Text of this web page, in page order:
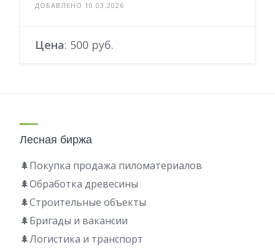
ДОБАВЛЕНО 10.03.2026
Цена: 500 руб.
Лесная биржа
🌲Покупка продажа пиломатериалов
🌲Обработка древесины
🌲Строительные объекты
🌲Бригады и вакансии
🌲Логистика и транспорт